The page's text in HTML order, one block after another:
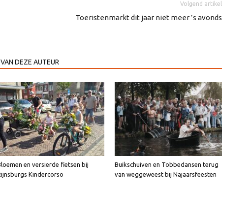
Volgend artikel
Toeristenmarkt dit jaar niet meer ’s avonds
DEZE AUTEUR
en versierde fietsen bij
Kindercorso
Buikschuiven en Tobbedansen terug
van weggeweest bij Najaarsfeesten